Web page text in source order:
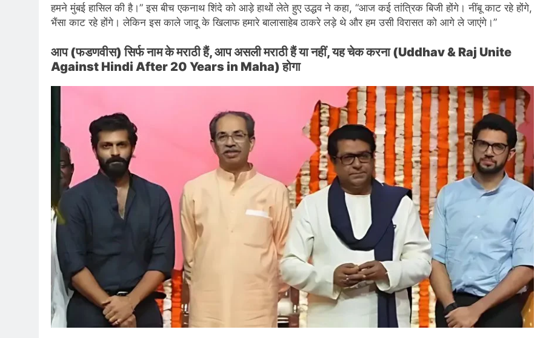
हमने मुंबई हासिल की है।” इस बीच एकनाथ शिंदे को आड़े हाथों लेते हुए उद्धव ने कहा, “आज कई तांत्रिक बिजी होंगे। नींबू काट रहे होंगे,
भैंसा काट रहे होंगे। लेकिन इस काले जादू के खिलाफ हमारे बालासाहेब ठाकरे लड़े थे और हम उसी विरासत को आगे ले जाएंगे।”
आप (फडणवीस) सिर्फ नाम के मराठी हैं, आप असली मराठी हैं या नहीं, यह चेक करना (Uddhav & Raj Unite
Against Hindi After 20 Years in Maha) होगा